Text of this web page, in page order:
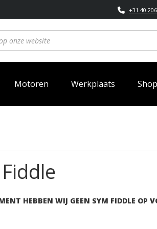
+31 40
Motoren Werkplaats Shop
HEBBEN WIJ GEEN SYM FIDDLE OP